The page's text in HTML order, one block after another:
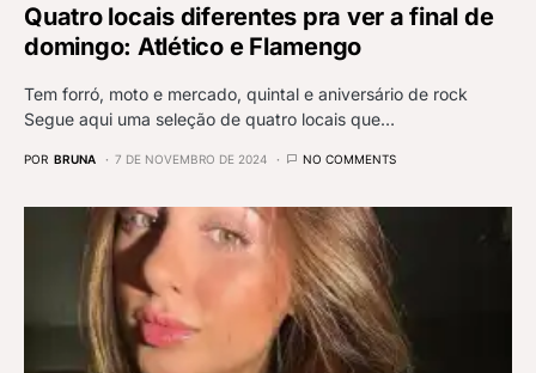
Quatro locais diferentes pra ver a final de
domingo: Atlético e Flamengo
Tem forró, moto e mercado, quintal e aniversário de rock
Segue aqui uma seleção de quatro locais que…
POR BRUNA 7 DE NOVEMBRO DE 2024 NO COMMENTS